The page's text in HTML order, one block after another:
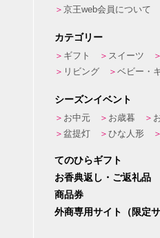
京王web会員について
カテゴリー
ギフト スイーツ
リビング
ベビー・
シーズンイベント
お中元 お歳暮
盆提灯
ひな人形
てのひらギフト
お香典返し・ご返礼品
商品券
外商専用サイト（限定サ